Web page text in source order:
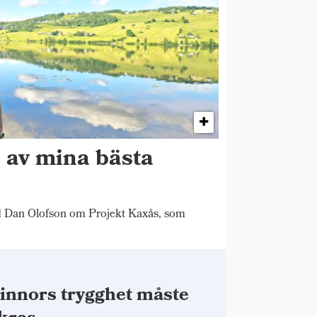
mina bästa
Olofson om Projekt Kaxås, som
trygghet måste